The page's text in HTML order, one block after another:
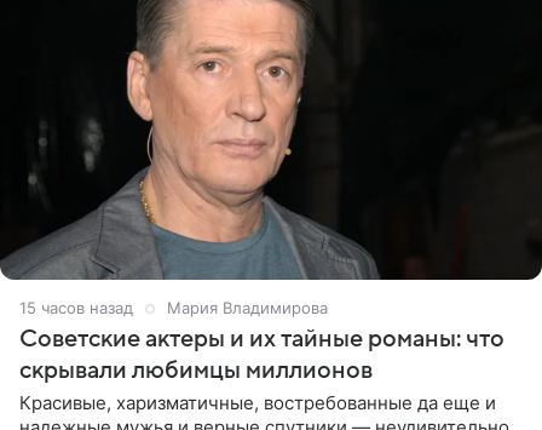
15 часов назад Мария Владимирова
Советские актеры и их тайные романы: что
скрывали любимцы миллионов
Красивые, харизматичные, востребованные да еще и